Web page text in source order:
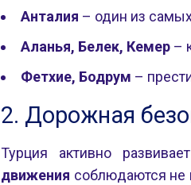
Анталия – один из
Аланья, Белек, Кемер –
Фетхие, Бодрум –
2. Дорожная
Турция активно
движения соблюдаются не